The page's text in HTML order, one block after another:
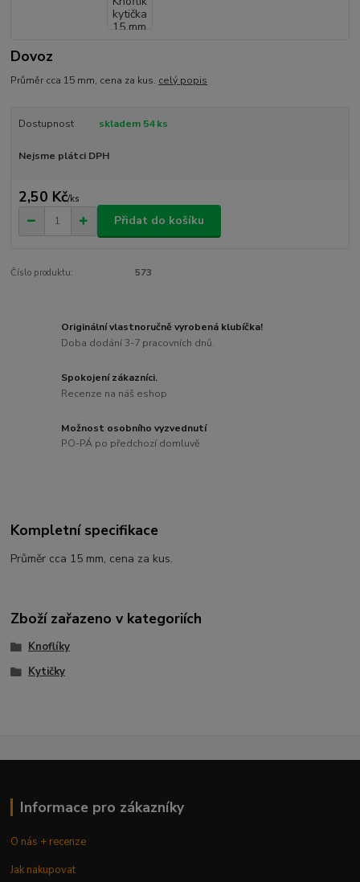
Dovoz
Průměr cca 15 mm, cena za kus. celý popis
Dostupnost skladem 54 ks
Nejsme plátci DPH
2,50 Kč/ks
Přidat do košíku
Číslo produktu: 573
Originální vlastnoručně vyrobená klubíčka!
Doba dodání 3-7 pracovních dnů.
Spokojení zákazníci.
Recenze na náš eshop
Možnost osobního vyzvednutí
PO-PÁ po předchozí domluvě
Kompletní specifikace
Průměr cca 15 mm, cena za kus.
Zboží zařazeno v kategoriích
Knoflíky
Kytičky
Informace pro zákazníky
O nás + recenze
Jak nakupovat